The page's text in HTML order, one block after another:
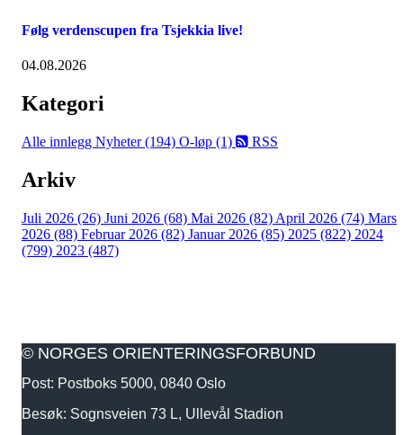
Følg verdenscupen fra Tsjekkia live!
04.08.2026
Kategori
Alle innlegg Nyheter (194) O-løp (1) RSS
Arkiv
Juli 2026 (26) Juni 2026 (68) Mai 2026 (82) April 2026 (74) Mars
2026 (88) Februar 2026 (82) Januar 2026 (85) 2025 (822) 2024
(799) 2023 (487)
© NORGES ORIENTERINGSFORBUND
Post: Postboks 5000, 0840 Oslo
Besøk: Sognsveien 73 L, Ullevål Stadion